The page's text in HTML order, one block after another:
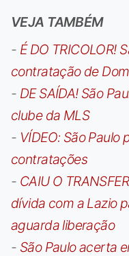
VEJA TAMBÉM
- É DO TRICOLOR!
contratação de
- DE SAÍDA! São
clube da MLS
- VÍDEO: São
contratações
- CAIU O
dívida com a Lazio
aguarda liberação
- São Paulo acerta